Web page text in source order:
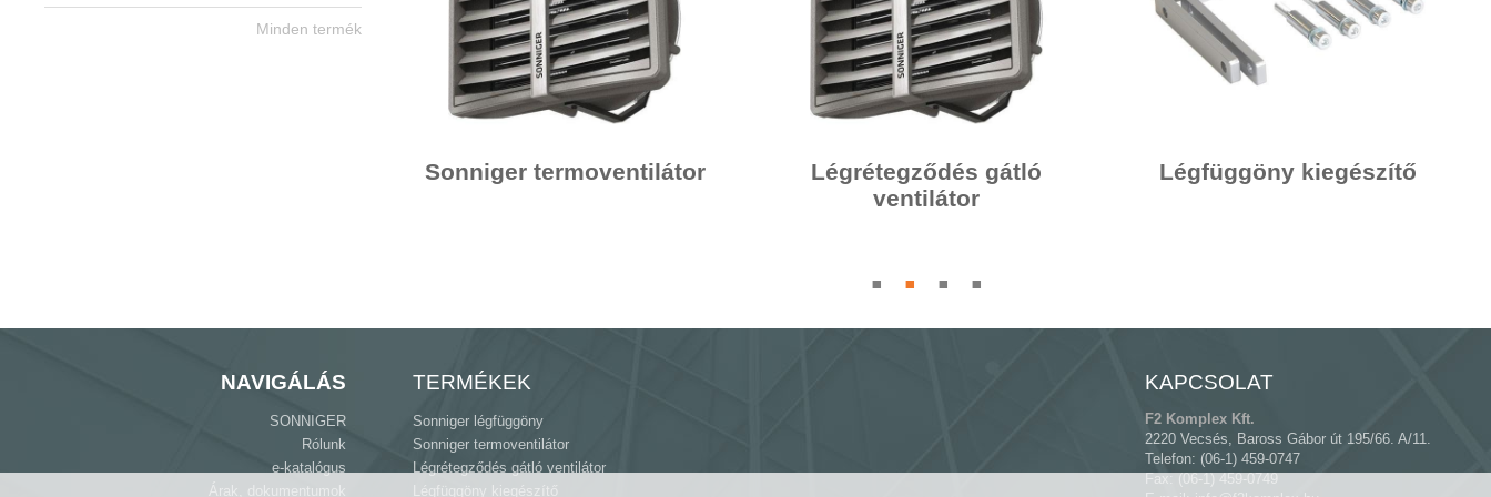
Minden termék
Sonniger termoventilátor
Légrétegződés gátló
ventilátor
Légfüggöny kiegészítő
NAVIGÁLÁS
SONNIGER
Rólunk
e-katalógus
Árak, dokumentumok
TERMÉKEK
Sonniger légfüggöny
Sonniger termoventilátor
Légrétegződés gátló ventilátor
Légfüggöny kiegészítő
KAPCSOLAT
F2 Komplex Kft.
2220 Vecsés, Baross Gábor út 195/66. A/11.
Telefon: (06-1) 459-0747
Fax: (06-1) 459-0749